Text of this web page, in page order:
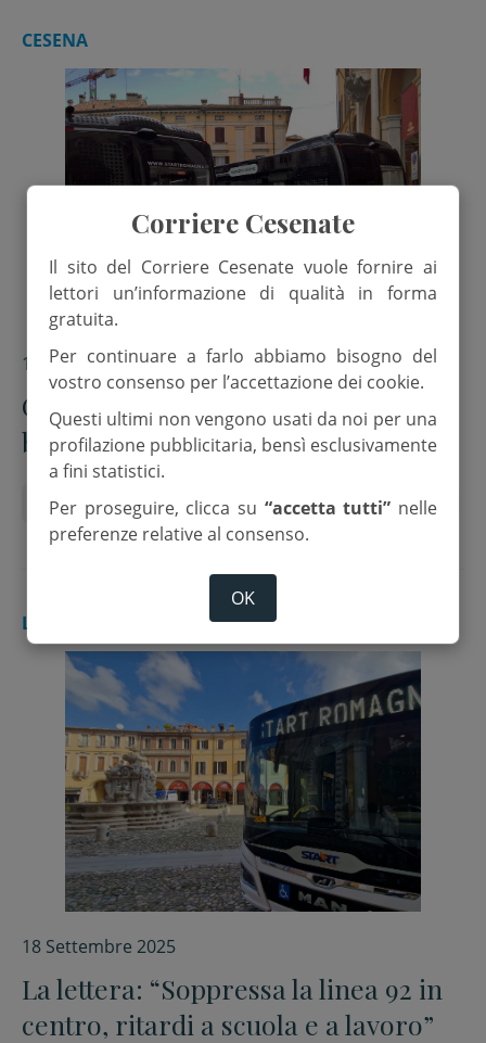
CESENA
13 Ottobre 2025
Cesena, cambio sede per il punto
bus
biglietteria bus cesena Start Romagna
LETTERE
18 Settembre 2025
La lettera: “Soppressa la linea 92 in
centro, ritardi a scuola e a lavoro”
Corriere Cesenate
Il sito del Corriere Cesenate vuole fornire ai
lettori un’informazione di qualità in forma
gratuita.
Per continuare a farlo abbiamo bisogno del
vostro consenso per l’accettazione dei cookie.
Questi ultimi non vengono usati da noi per una
profilazione pubblicitaria, bensì esclusivamente
a fini statistici.
Per proseguire, clicca su “accetta tutti” nelle
preferenze relative al consenso.
OK